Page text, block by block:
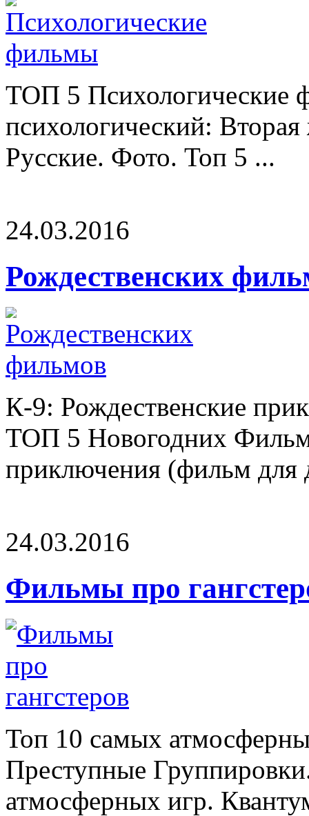
ТОП 5 Психологические
психологический:
Русские. Фото. Топ 5 ...
24.03.2016
Рождественских
К-9: Рождественские
ТОП 5 Новогодних
приключения (фильм для
24.03.2016
Фильмы про
Топ 10 самых
Преступные
атмосферных игр.